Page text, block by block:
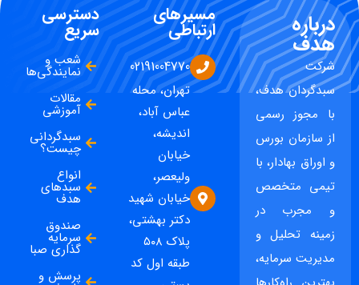
درباره
هدف
شرکت
سبدگردان هدف،
با مجوز رسمی
از سازمان بورس
و اوراق بهادار، با
تیمی متخصص
و مجرب در
زمینه تحلیل و
مدیریت سرمایه،
مسیرهای
ارتباطی
02191004770
تهران، محله
عباس آباد،
اندیشه،
خیابان
ولیعصر،
خیابان شهید
دکتر بهشتی،
پلاک ۵۰۸
طبقه اول کد
دسترسی
سریع
شعب و
نمایندگی‌ها
مقالات
آموزشی
سبدگردانی
چیست؟
انواع
سبدهای
هدف
صندوق
سرمایه
گذاری صبا
پرسش و